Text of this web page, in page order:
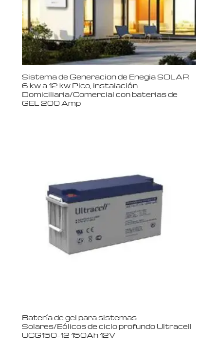
Sistema de Generacion de Enegia SOLAR
6 kw a 12 kw Pico, instalación
Domiciliaria/Comercial con baterias de
GEL 200 Amp
Batería de gel para sistemas
Solares/Eólicos de ciclo profundo Ultracell
UCG150-12 150Ah 12V